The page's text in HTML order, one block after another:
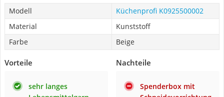
Modell
Küchenprofi K0925500002
Material
Kunststoff
Farbe
Beige
Vorteile
sehr langes
Nachteile
Spenderbox mit